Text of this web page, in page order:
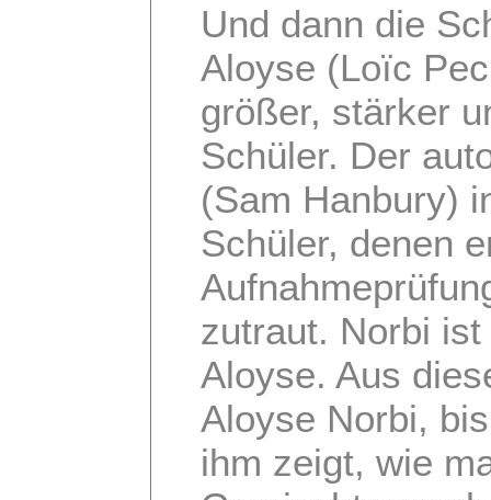
Und dann die
Aloyse (Loïc
größer, stärker
Schüler. Der
(Sam Hanbury)
Schüler, denen
zutraut. Norbi
Aloyse. Aus
Aloyse Norbi,
ihm zeigt, wie